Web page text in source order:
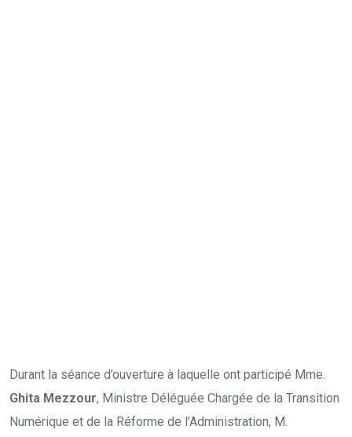
Durant la séance d’ouverture à laquelle ont participé Mme.
Ghita Mezzour, Ministre Déléguée Chargée de la Transition
Numérique et de la Réforme de l’Administration, M.